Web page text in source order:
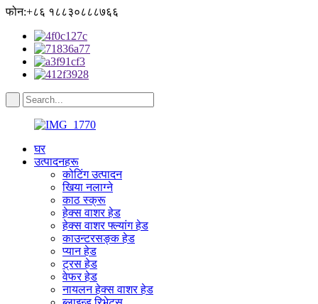
फोन:+८६ १८८३०८८८७६६
घर
उत्पादनहरू
कोटिंग उत्पादन
खिया नलाग्ने
काठ स्क्रू
हेक्स वाशर हेड
हेक्स वाशर फ्ल्यांग हेड
काउन्टरसङ्क हेड
प्यान हेड
ट्रस हेड
वेफर हेड
नायलन हेक्स वाशर हेड